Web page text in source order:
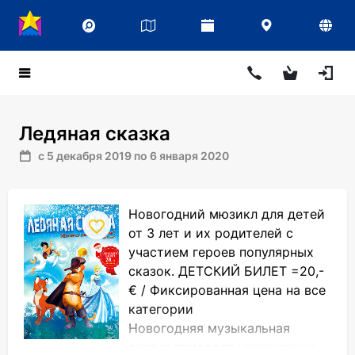
Ледяная сказка
с 5 декабря 2019 по 6 января 2020
Новогодний мюзикл для детей
от 3 лет и их родителей с
участием героев популярных
сказок. ДЕТСКИЙ БИЛЕТ =20,-
€ / Фиксированная цена на все
категории
Новогодняя музыкальная